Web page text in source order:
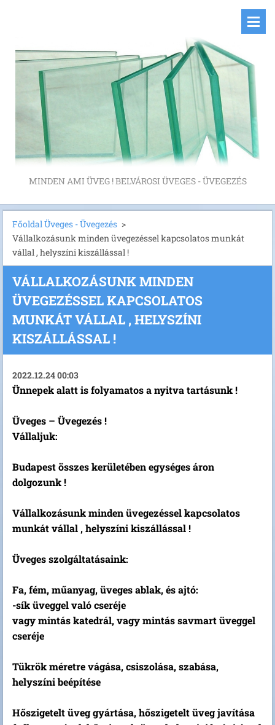
MINDEN AMI ÜVEG ! BELVÁROSI ÜVEGES - ÜVEGEZÉS
Főoldal Üveges - Üvegezés >
Vállalkozásunk minden üvegezéssel kapcsolatos munkát
vállal , helyszíni kiszállással !
VÁLLALKOZÁSUNK MINDEN
ÜVEGEZÉSSEL KAPCSOLATOS
MUNKÁT VÁLLAL , HELYSZÍNI
KISZÁLLÁSSAL !
2022.12.24 00:03
Ünnepek alatt is folyamatos a nyitva tartásunk !
Üveges – Üvegezés !
Vállaljuk:
Budapest összes kerületében egységes áron
dolgozunk !
Vállalkozásunk minden üvegezéssel kapcsolatos
munkát vállal , helyszíni kiszállással !
Üveges szolgáltatásaink:
Fa, fém, műanyag, üveges ablak, és ajtó:
-sík üveggel való cseréje
vagy mintás katedrál, vagy mintás savmart üveggel
cseréje
Tükrök méretre vágása, csiszolása, szabása,
helyszíni beépítése
Hőszigetelt üveg gyártása, hőszigetelt üveg javítása